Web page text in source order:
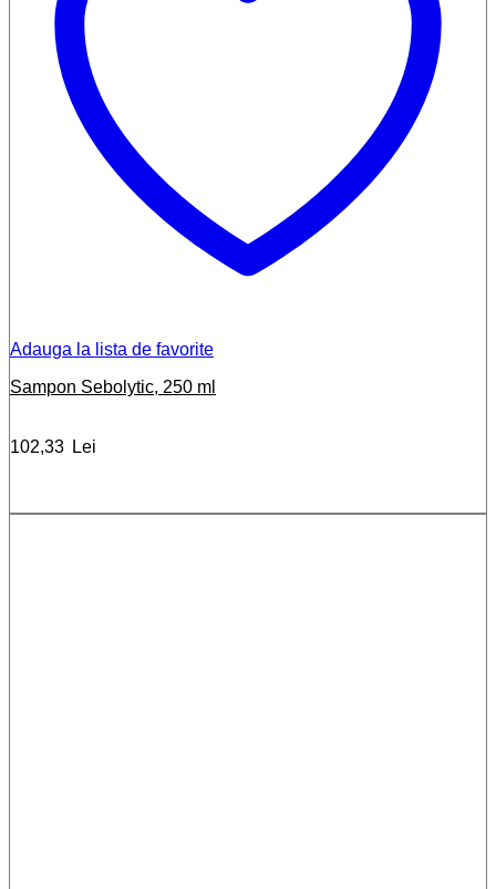
Adauga la lista de favorite
Sampon Sebolytic, 250 ml
102,33 Lei